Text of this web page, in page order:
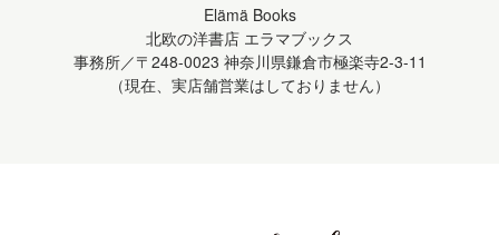
Elämä Books
北欧の洋書店 エラマブックス
事務所／〒248-0023 神奈川県鎌倉市極楽寺2-3-11
（現在、実店舗営業はしておりません）